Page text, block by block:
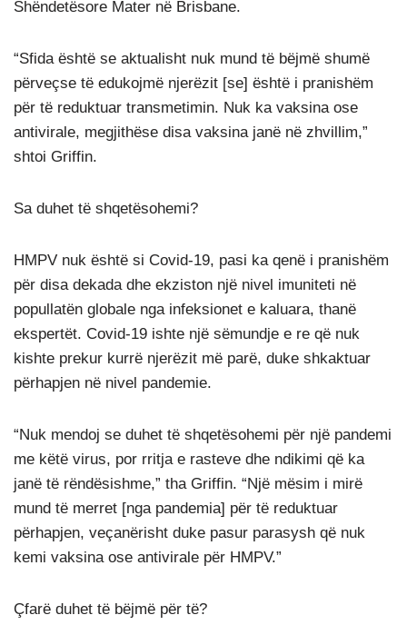
Shëndetësore Mater në Brisbane.
“Sfida është se aktualisht nuk mund të bëjmë shumë
përveçse të edukojmë njerëzit [se] është i pranishëm
për të reduktuar transmetimin. Nuk ka vaksina ose
antivirale, megjithëse disa vaksina janë në zhvillim,”
shtoi Griffin.
Sa duhet të shqetësohemi?
HMPV nuk është si Covid-19, pasi ka qenë i pranishëm
për disa dekada dhe ekziston një nivel imuniteti në
popullatën globale nga infeksionet e kaluara, thanë
ekspertët. Covid-19 ishte një sëmundje e re që nuk
kishte prekur kurrë njerëzit më parë, duke shkaktuar
përhapjen në nivel pandemie.
“Nuk mendoj se duhet të shqetësohemi për një pandemi
me këtë virus, por rritja e rasteve dhe ndikimi që ka
janë të rëndësishme,” tha Griffin. “Një mësim i mirë
mund të merret [nga pandemia] për të reduktuar
përhapjen, veçanërisht duke pasur parasysh që nuk
kemi vaksina ose antivirale për HMPV.”
Çfarë duhet të bëjmë për të?